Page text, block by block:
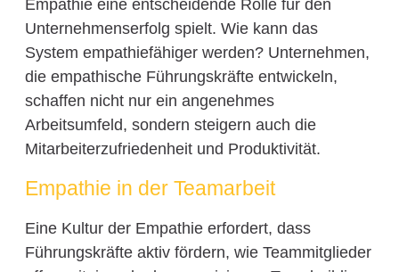
Empathie eine entscheidende Rolle für den
Unternehmenserfolg spielt. Wie kann das
System empathiefähiger werden? Unternehmen,
die empathische Führungskräfte entwickeln,
schaffen nicht nur ein angenehmes
Arbeitsumfeld, sondern steigern auch die
Mitarbeiterzufriedenheit und Produktivität.
Empathie in der Teamarbeit
Eine Kultur der Empathie erfordert, dass
Führungskräfte aktiv fördern, wie Teammitglieder